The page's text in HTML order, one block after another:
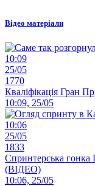
Відео матеріали
10:09
25/05
1770
Кваліфікація Гран
10:09, 25/05
10:06
25/05
1833
Спринтерська
(ВІДЕО)
10:06, 25/05